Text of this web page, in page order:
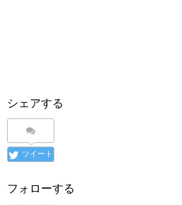
シェアする
ツイート
フォローする